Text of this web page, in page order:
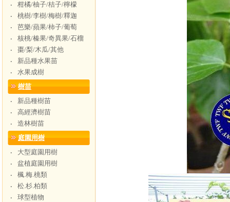
‧
柑橘/柚子/桔子/檸檬
‧
桃樹/李樹/梅樹/釋迦
‧
芭樂/蘋果/柿子/葡萄
‧
核桃/榛果/奇異果/石榴
‧
棗/梨/木瓜/其他
‧
新品種水果苗
‧
水果成樹
樹苗
‧
新品種樹苗
‧
高經濟樹苗
‧
造林樹苗
庭園用樹
‧
大型庭園用樹
‧
盆植庭園用樹
‧
楓.梅.桃類
‧
松.杉.柏類
‧
球型植物